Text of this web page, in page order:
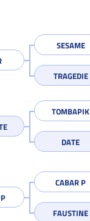
SESAME
TRAGEDIE
TOMBAPIK
DATE
CABAR P
FAUSTINE